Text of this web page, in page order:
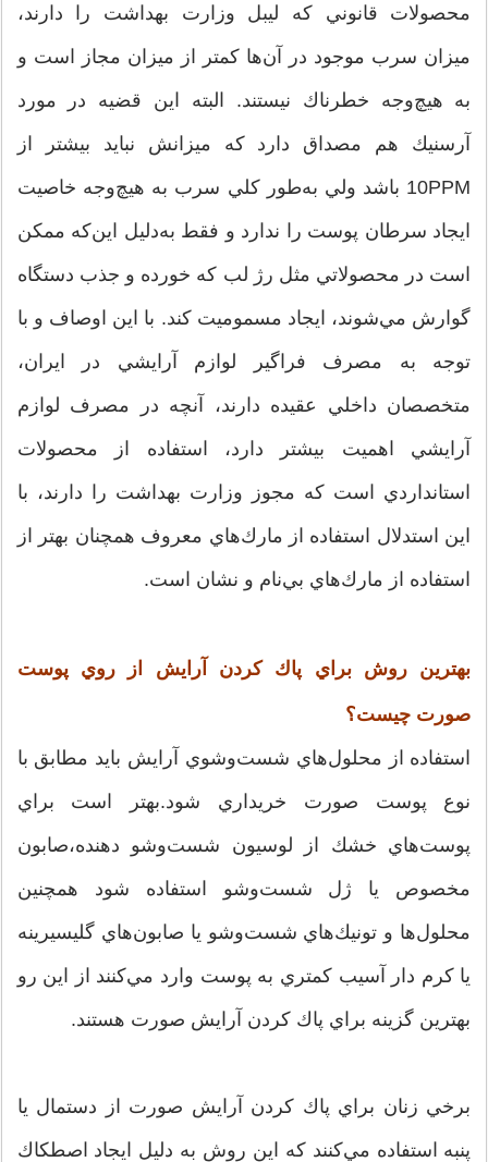
محصولات قانوني كه ليبل وزارت بهداشت را دارند،
ميزان سرب موجود در آن‌ها كمتر از ميزان مجاز است و
به هيچ‌وجه خطرناك نيستند. البته اين قضيه در مورد
آرسنيك هم مصداق دارد كه ميزانش نبايد بيشتر از
10PPM باشد ولي به‌طور كلي سرب به هيچ‌وجه خاصيت
ايجاد سرطان پوست را ندارد و فقط به‌دليل اين‌كه ممكن
است در محصولاتي مثل رژ لب كه خورده و جذب دستگاه
گوارش مي‌شوند، ايجاد مسموميت كند. با اين اوصاف و با
توجه به مصرف فراگير لوازم آرايشي در ايران،
متخصصان داخلي عقيده دارند، آنچه در مصرف لوازم
آرايشي اهميت بيشتر دارد، استفاده از محصولات
استانداردي است كه مجوز وزارت بهداشت را دارند، با
اين استدلال استفاده از مارك‌هاي معروف همچنان بهتر از
استفاده از مارك‌هاي بي‌نام و نشان است.
بهترين روش براي پاك كردن آرايش از روي پوست
صورت چيست؟
استفاده از محلول‌هاي شست‌وشوي آرايش بايد مطابق با
نوع پوست صورت خريداري شود.بهتر است براي
پوست‌هاي خشك از لوسيون شست‌وشو دهنده،صابون
مخصوص يا ژل شست‌وشو استفاده شود همچنين
محلول‌ها و تونيك‌هاي شست‌وشو يا صابون‌هاي گليسيرينه
يا كرم دار آسيب كمتري به پوست وارد مي‌كنند از اين رو
بهترين گزينه براي پاك كردن آرايش صورت هستند.
برخي زنان براي پاك كردن آرايش صورت از دستمال يا
پنبه استفاده مي‌كنند كه اين روش به دليل ايجاد اصطكاك